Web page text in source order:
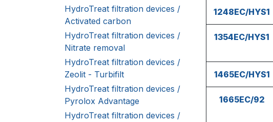
HydroTreat filtration devices /
Activated carbon
HydroTreat filtration devices /
Nitrate removal
HydroTreat filtration devices /
Zeolit - Turbifilt
HydroTreat filtration devices /
Pyrolox Advantage
HydroTreat filtration devices /
1248EC/HYS1
1354EC/HYS1
1465EC/HYS1
1665EC/92